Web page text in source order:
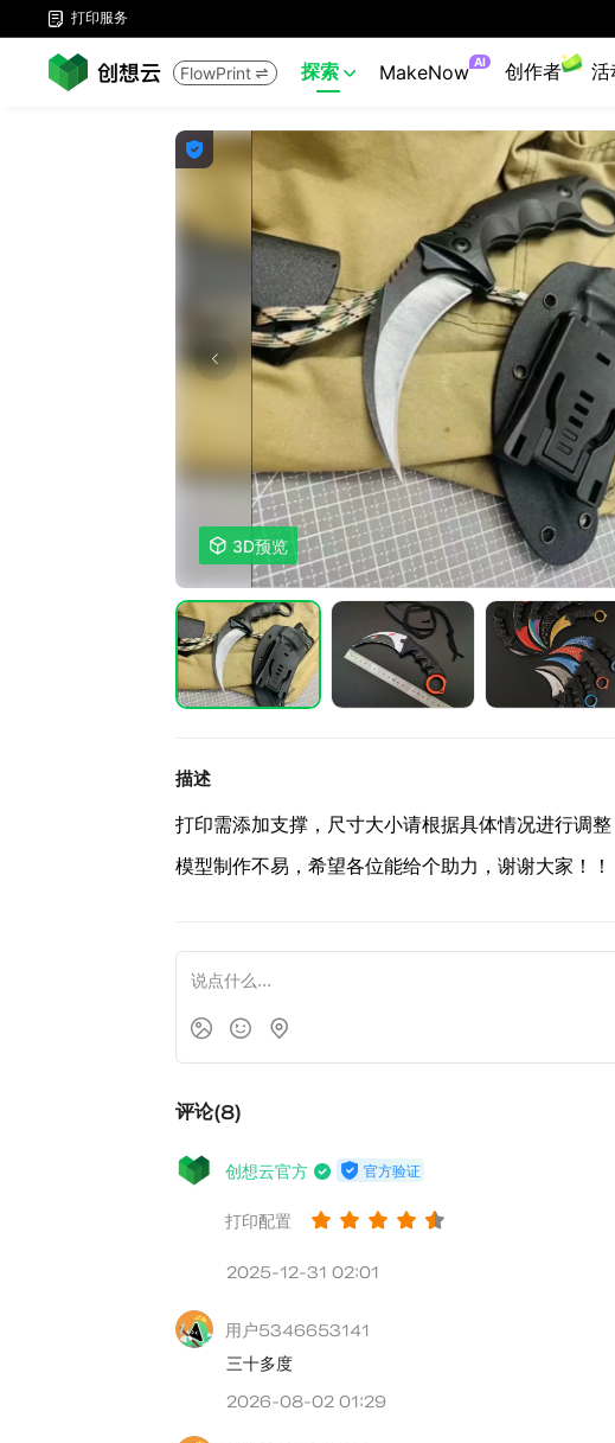
 打印服务
FlowPrint  探索  MakeNow AI 创作者 活

 3D预览
描述
打印需添加支撑，尺寸大小请根据具体情况进行调整
模型制作不易，希望各位能给个助力，谢谢大家！！